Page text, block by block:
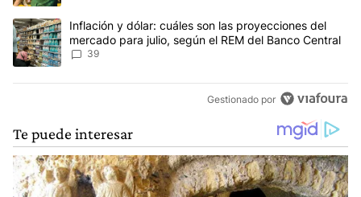
Un artículo de tendencia con el título "Inflación y dólar: cuáles
Inflación y dólar: cuáles son las proyecciones del
mercado para julio, según el REM del Banco Central
39
Gestionado por